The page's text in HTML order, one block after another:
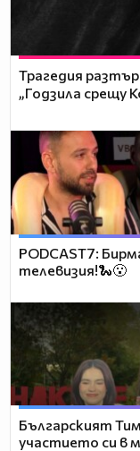
Трагедия
„Годзила срещу
PODCAST7:
телевизия!🐍😮
Българският
участието си в